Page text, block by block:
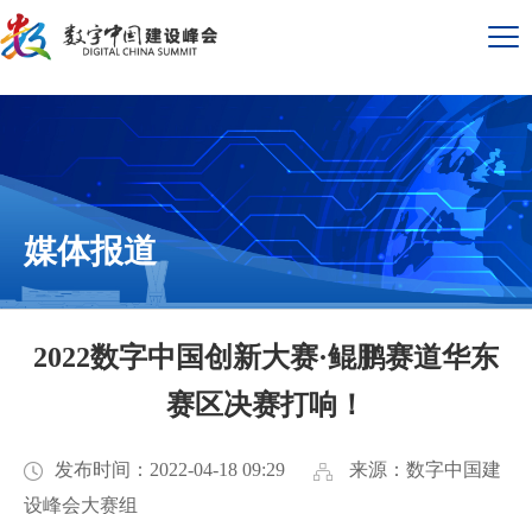
媒体报道
2022数字中国创新大赛·鲲鹏赛道华东
赛区决赛打响！
发布时间：2022-04-18 09:29
来源：数字中国建
设峰会大赛组